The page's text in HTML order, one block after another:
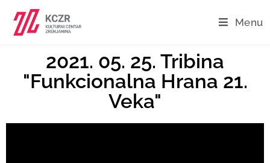
Menu
2021. 05. 25. Tribina
"Funkcionalna Hrana 21.
Veka"